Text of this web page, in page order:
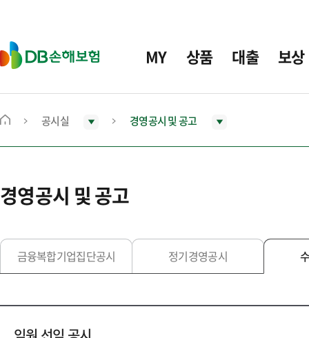
D
B
보
MY 상품 대출 보상
메
으
로
동
공시실 경영공시 및 공고
경영공시 및 공고
금융복합기업집단공시 정기경영공시